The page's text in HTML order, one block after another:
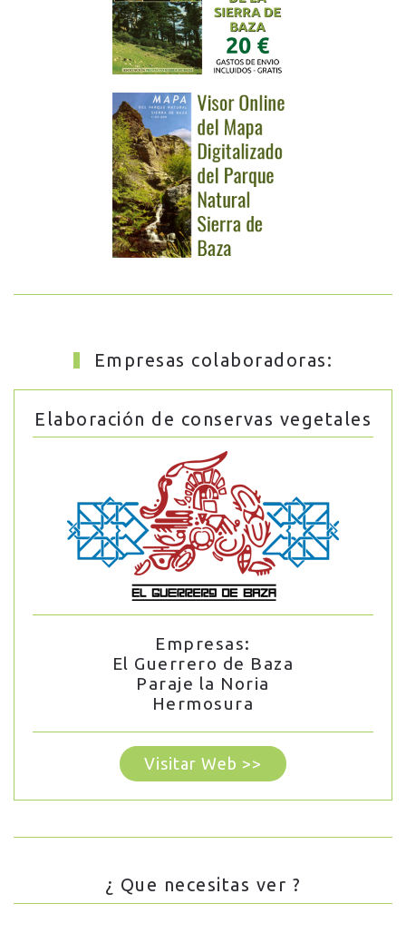
Empresas colaboradoras:
Elaboración de conservas vegetales
Empresas:
El Guerrero de Baza
Paraje la Noria
Hermosura
Visitar Web >>
¿ Que necesitas ver ?